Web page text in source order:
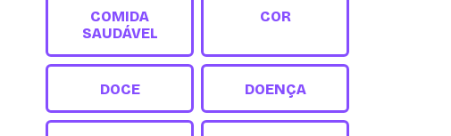
COMIDA
SAUDÁVEL
COR
DOCE DOENÇA